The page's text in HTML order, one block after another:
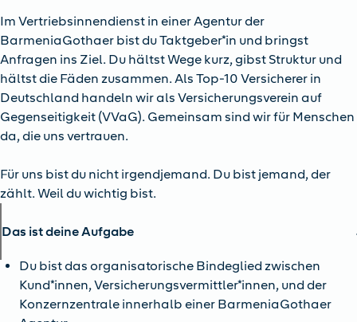
Im Vertriebsinnendienst in einer Agentur der
BarmeniaGothaer bist du Taktgeber*in und bringst
Anfragen ins Ziel. Du hältst Wege kurz, gibst Struktur und
hältst die Fäden zusammen. Als Top-10 Versicherer in
Deutschland handeln wir als Versicherungsverein auf
Gegenseitigkeit (VVaG). Gemeinsam sind wir für Menschen
da, die uns vertrauen.
Für uns bist du nicht irgendjemand. Du bist jemand, der
zählt. Weil du wichtig bist.
Das ist deine Aufgabe
Du bist das organisatorische Bindeglied zwischen
Kund*innen, Versicherungsvermittler*innen, und der
Konzernzentrale innerhalb einer BarmeniaGothaer